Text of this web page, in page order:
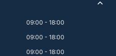
09:00 - 18:00
09:00 - 18:00
09:00 - 18:00